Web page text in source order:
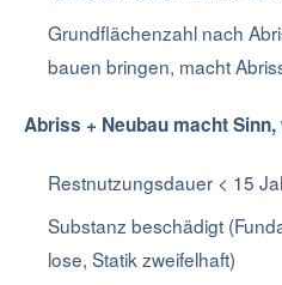
Grundflächenzahl nach
bauen bringen, macht
Abriss + Neubau macht Sinn,
Restnutzungsdauer < 15
Substanz beschädigt
lose, Statik zweifelhaft)